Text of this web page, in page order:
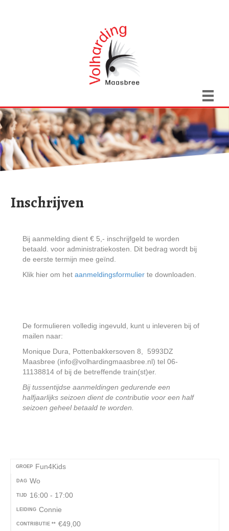
Inschrijven
Bij aanmelding dient € 5,- inschrijfgeld te worden
betaald. voor administratiekosten. Dit bedrag wordt bij
de eerste termijn mee geïnd.
Klik hier om het aanmeldingsformulier te downloaden.
De formulieren volledig ingevuld, kunt u inleveren bij of
mailen naar:
Monique Dura, Pottenbakkersoven 8, 5993DZ
Maasbree (info@volhardingmaasbree.nl) tel 06-
11138814 of bij de betreffende train(st)er.
Bij tussentijdse aanmeldingen gedurende een
halfjaarlijks seizoen dient de contributie voor een half
seizoen geheel betaald te worden.
GROEP Fun4Kids
DAG Wo
TIJD 16:00 - 17:00
LEIDING Connie
CONTRIBUTIE ** €49,00